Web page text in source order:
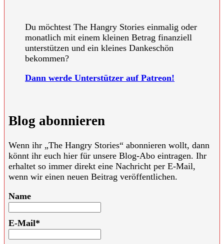
Du möchtest The Hangry Stories einmalig oder
monatlich mit einem kleinen Betrag finanziell
unterstützen und ein kleines Dankeschön
bekommen?
Dann werde Unterstützer auf Patreon!
Blog abonnieren
Wenn ihr „The Hangry Stories“ abonnieren wollt, dann
könnt ihr euch hier für unsere Blog-Abo eintragen. Ihr
erhaltet so immer direkt eine Nachricht per E-Mail,
wenn wir einen neuen Beitrag veröffentlichen.
Name
E-Mail*